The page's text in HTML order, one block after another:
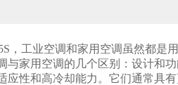
，工业空调和家用空调虽然都是
家用空调的几个区别：设计和
应性和高冷却能力。它们通常具